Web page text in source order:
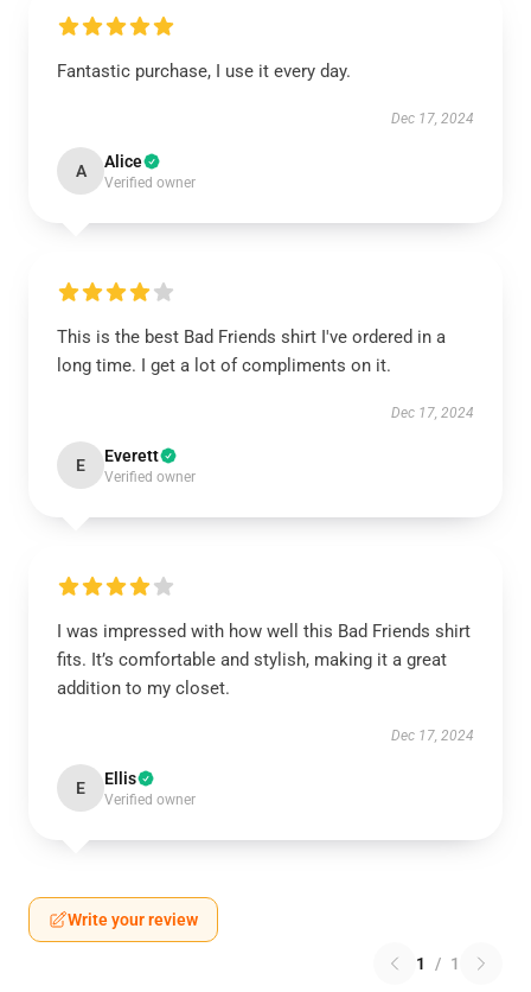
Fantastic purchase, I use it every day.
Dec 17, 2024
A Alice
Verified owner
This is the best Bad Friends shirt I've ordered in a
long time. I get a lot of compliments on it.
Dec 17, 2024
E Everett
Verified owner
I was impressed with how well this Bad Friends shirt
fits. It’s comfortable and stylish, making it a great
addition to my closet.
Dec 17, 2024
E Ellis
Verified owner
Write your review
1 / 1